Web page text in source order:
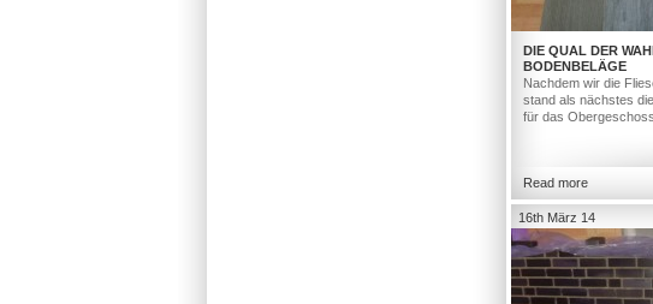
DIE QUAL DER
BODENBELÄGE
Nachdem wir die
stand als nächstes
für das
Read more
16th März 14